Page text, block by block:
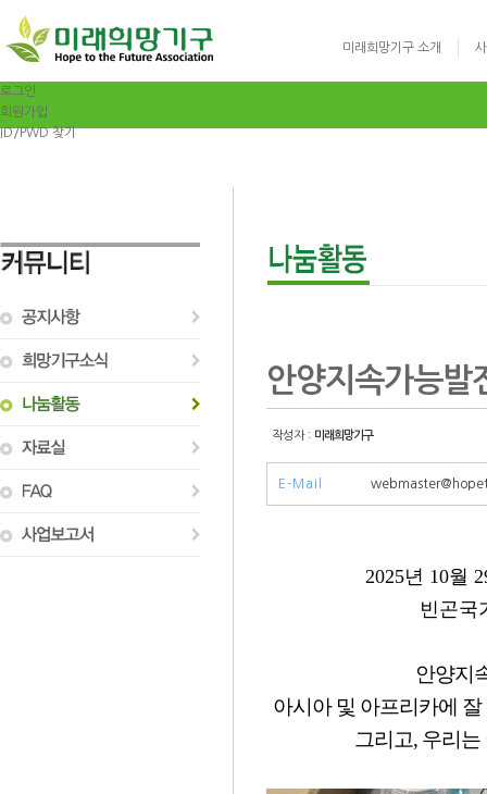
미래희망기구 소개
로그인
회원가입
ID/PWD 찾기
안양지속가능발
작성자 : 미래희망기구
E-Mail
2025년 10월
빈곤국
안양지
아시아 및 아프리카에 잘
그리고, 우리